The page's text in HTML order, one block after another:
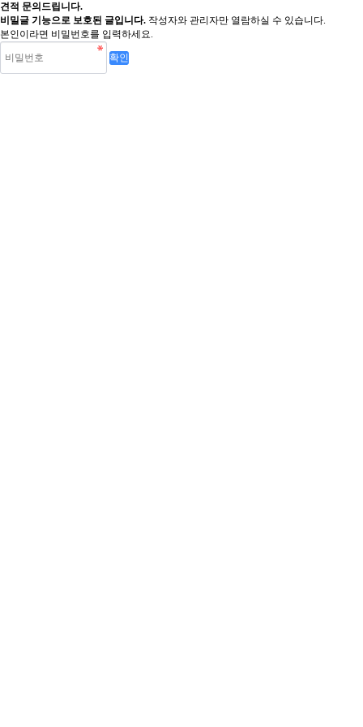
견적 문의드립니다.
비밀글 기능으로 보호된 글입니다. 작성자와 관리자만 열람하실 수 있습니다.
본인이라면 비밀번호를 입력하세요.